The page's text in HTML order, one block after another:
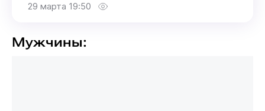
29 марта 19:50
Мужчины: